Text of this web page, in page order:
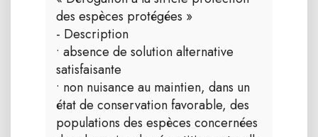
des espèces protégées »
- Description
• absence de solution alternative
satisfaisante
• non nuisance au maintien, dans un
état de conservation favorable, des
populations des espèces concernées